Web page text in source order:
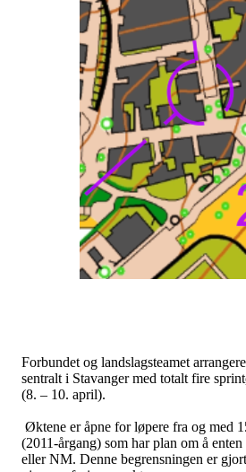
Forbundet og landslagsteamet
sentralt i Stavanger med totalt fire
(8. – 10. april).
Øktene er åpne for løpere fra og med
(2011-årgang) som har plan om å
eller NM. Denne begrensningen er